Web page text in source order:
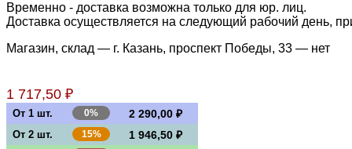
Временно - доставка возможна только для юр. лиц.
Доставка осуществляется на следующий рабочий день,
Магазин, склад — г. Казань, проспект Победы, 33 — нет
1 717,50 ₽
От 1 шт. 0% 2 290,00 ₽
От 2 шт. 15% 1 946,50 ₽